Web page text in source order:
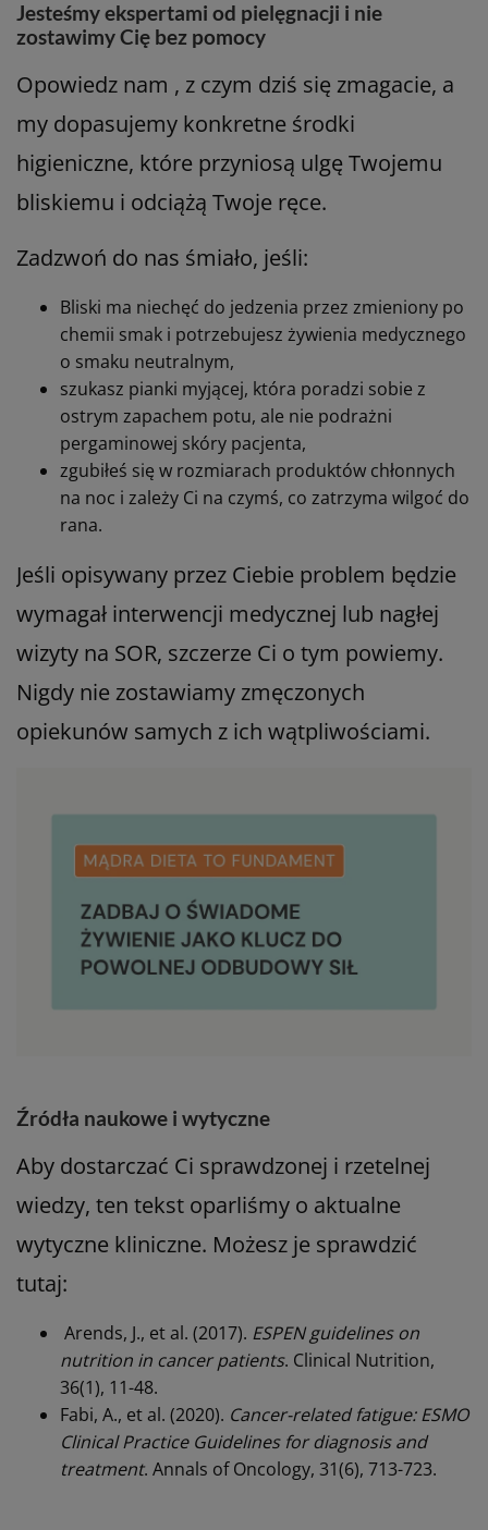
Jesteśmy ekspertami od pielęgnacji i nie
zostawimy Cię bez pomocy
Opowiedz nam , z czym dziś się zmagacie, a
my dopasujemy konkretne środki
higieniczne, które przyniosą ulgę Twojemu
bliskiemu i odciążą Twoje ręce.
Zadzwoń do nas śmiało, jeśli:
Bliski ma niechęć do jedzenia przez zmieniony po
chemii smak i potrzebujesz żywienia medycznego
o smaku neutralnym,
szukasz pianki myjącej, która poradzi sobie z
ostrym zapachem potu, ale nie podrażni
pergaminowej skóry pacjenta,
zgubiłeś się w rozmiarach produktów chłonnych
na noc i zależy Ci na czymś, co zatrzyma wilgoć do
rana.
Jeśli opisywany przez Ciebie problem będzie
wymagał interwencji medycznej lub nagłej
wizyty na SOR, szczerze Ci o tym powiemy.
Nigdy nie zostawiamy zmęczonych
opiekunów samych z ich wątpliwościami.
Źródła naukowe i wytyczne
Aby dostarczać Ci sprawdzonej i rzetelnej
wiedzy, ten tekst oparliśmy o aktualne
wytyczne kliniczne. Możesz je sprawdzić
tutaj:
Arends, J., et al. (2017). ESPEN guidelines on
nutrition in cancer patients. Clinical Nutrition,
36(1), 11-48.
Fabi, A., et al. (2020). Cancer-related fatigue: ESMO
Clinical Practice Guidelines for diagnosis and
treatment. Annals of Oncology, 31(6), 713-723.